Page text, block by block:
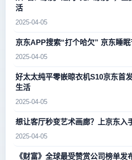
活
2025-04-05
京东APP搜索“打个哈欠” 京东睡
2025-04-05
好太太纯平零嵌晾衣机S10京东首
生活
2025-04-05
想让客厅秒变艺术画廊？上京东入
2025-04-05
《财富》全球最受赞赏公司榜单发